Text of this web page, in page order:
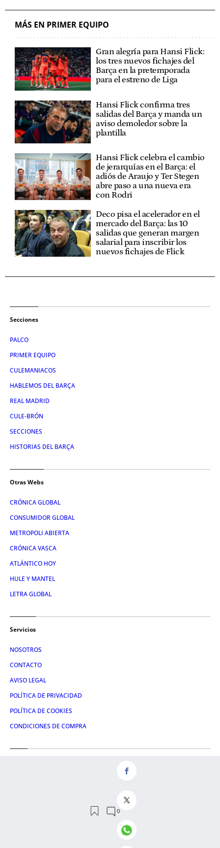
MÁS EN PRIMER EQUIPO
Gran alegría para Hansi Flick:
los tres nuevos fichajes del
Barça en la pretemporada
para el estreno de Liga
Hansi Flick confirma tres
salidas del Barça y manda un
aviso demoledor sobre la
plantilla
Hansi Flick celebra el cambio
de jerarquías en el Barça: el
adiós de Araujo y Ter Stegen
abre paso a una nueva era
con Rodri
Deco pisa el acelerador en el
mercado del Barça: las 10
salidas que generan margen
salarial para inscribir los
nuevos fichajes de Flick
Secciones
PALCO
PRIMER EQUIPO
CULEMANIACOS
HABLEMOS DEL BARÇA
REAL MADRID
CULE-BRÓN
SECCIONES
HISTORIAS DEL BARÇA
Otras Webs
CRÓNICA GLOBAL
CONSUMIDOR GLOBAL
METROPOLI ABIERTA
CRÓNICA VASCA
ATLÁNTICO HOY
HULE Y MANTEL
LETRA GLOBAL
Servicios
NOSOTROS
CONTACTO
AVISO LEGAL
POLÍTICA DE PRIVACIDAD
POLÍTICA DE COOKIES
CONDICIONES DE COMPRA